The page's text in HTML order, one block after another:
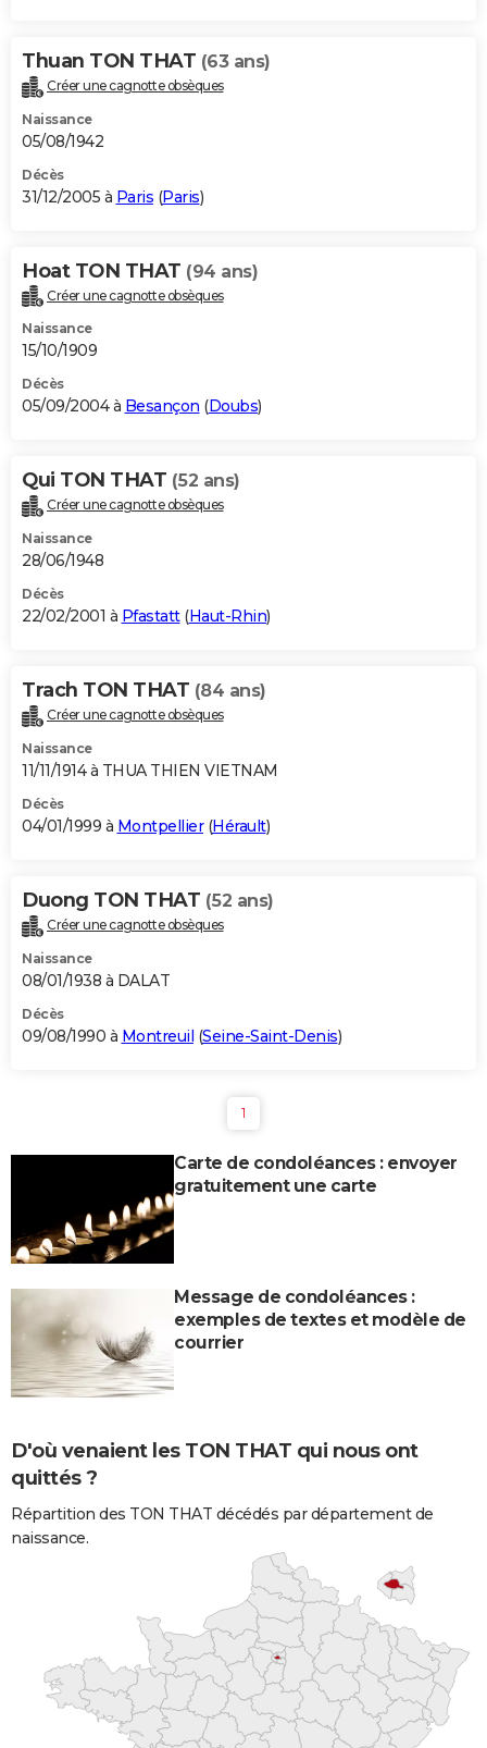
Thuan TON THAT (63 ans)
Créer une cagnotte obsèques
Naissance
05/08/1942
Décès
31/12/2005 à Paris (Paris)
Hoat TON THAT (94 ans)
Créer une cagnotte obsèques
Naissance
15/10/1909
Décès
05/09/2004 à Besançon (Doubs)
Qui TON THAT (52 ans)
Créer une cagnotte obsèques
Naissance
28/06/1948
Décès
22/02/2001 à Pfastatt(Haut-Rhin)
Trach TON THAT (84 ans)
Créer une cagnotte obsèques
Naissance
11/11/1914 à THUA THIEN VIETNAM
Décès
04/01/1999 à Montpellier(Hérault)
Duong TON THAT (52 ans)
Créer une cagnotte obsèques
Naissance
08/01/1938 à DALAT
Décès
09/08/1990 à Montreuil (Seine-Saint-Denis)
1
Carte de condoléances : envoyer
gratuitement une carte
Message de condoléances :
exemples de textes et modèle de
courrier
D'où venaient les TON THAT qui nous ont
quittés ?
Répartition des TON THAT décédés par département de
naissance.